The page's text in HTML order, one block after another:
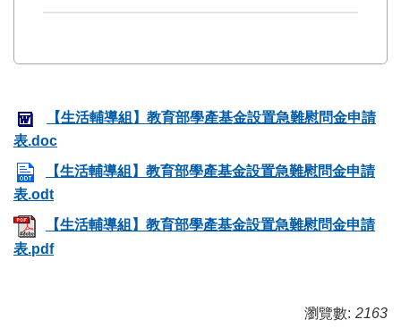
【生活輔導組】教育部學產基金設置急難慰問金申請
表.doc
【生活輔導組】教育部學產基金設置急難慰問金申請
表.odt
【生活輔導組】教育部學產基金設置急難慰問金申請
表.pdf
瀏覽數: 2163